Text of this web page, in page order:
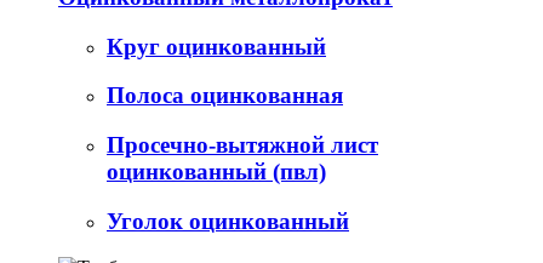
Круг оцинкованный
Полоса оцинкованная
Просечно-вытяжной лист
оцинкованный (пвл)
Уголок оцинкованный